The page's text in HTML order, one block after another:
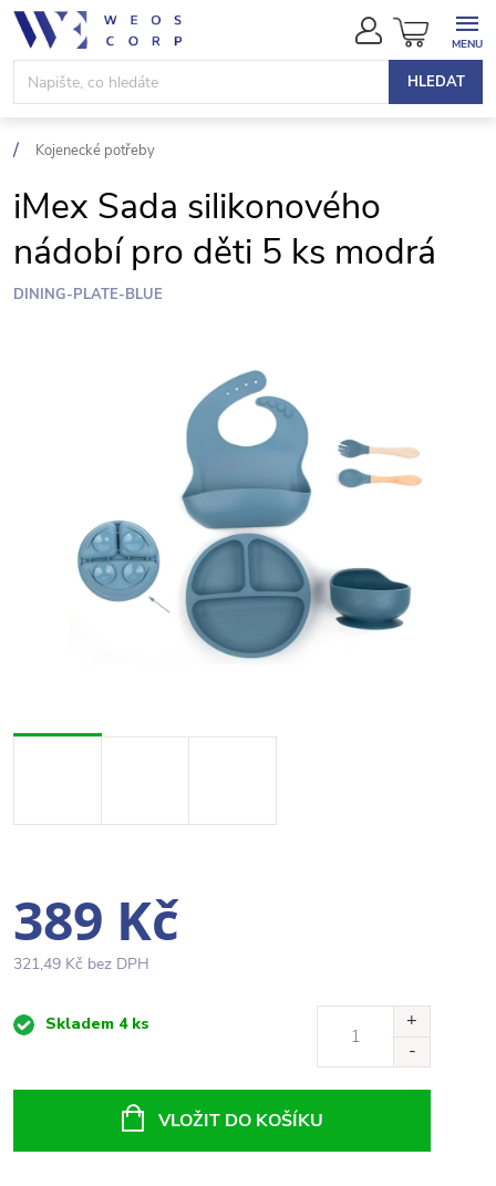
Přejít
obsah
HLEDAT
NÁKUPNÍ
KOŠÍK
Kojenecké potřeby
iMex Sada silikonového
nádobí pro děti 5 ks modrá
DINING-PLATE-BLUE
389 Kč
321,49 Kč bez DPH
MěrnáSkladem 4 ks
VLOŽIT DO KOŠÍKU